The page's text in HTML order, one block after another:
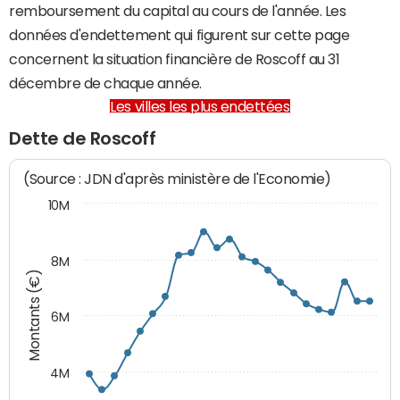
remboursement du capital au cours de l'année. Les
données d'endettement qui figurent sur cette page
concernent la situation financière de Roscoff au 31
décembre de chaque année.
Les villes les plus endettées
Dette de Roscoff
Montants (€)
(Source : JDN d'après ministère de l'Economie)
4M
6M
8M
10M